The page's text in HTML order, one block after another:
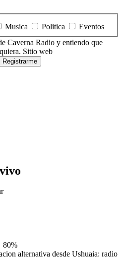
Musica Politica
Eventos
Caverna Radio y entiendo que
Sitio web
Registrarme
80%
alternativa desde Ushuaia: radio